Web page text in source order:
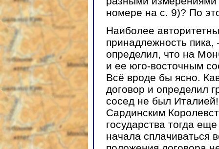
номере на с. 9)? По
Наиболее
принадлежность
определил, что на
и ее юго-восточным
Всё вроде бы ясно.
договор и определил
сосед не был
Сардинским
государства тогда
начала сплачиваться